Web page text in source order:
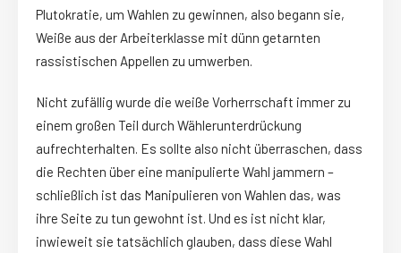
Plutokratie, um Wahlen zu gewinnen, also begann sie,
Weiße aus der Arbeiterklasse mit dünn getarnten
rassistischen Appellen zu umwerben.
Nicht zufällig wurde die weiße Vorherrschaft immer zu
einem großen Teil durch Wählerunterdrückung
aufrechterhalten. Es sollte also nicht überraschen, dass
die Rechten über eine manipulierte Wahl jammern –
schließlich ist das Manipulieren von Wahlen das, was
ihre Seite zu tun gewohnt ist. Und es ist nicht klar,
inwieweit sie tatsächlich glauben, dass diese Wahl